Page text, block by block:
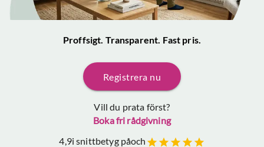
Proffsigt. Transparent. Fast pris.
Registrera nu
Vill du prata först?
Boka fri rådgivning
4,9i snittbetyg påoch